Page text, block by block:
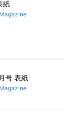
紙
Magazine
号 表紙
Magazine